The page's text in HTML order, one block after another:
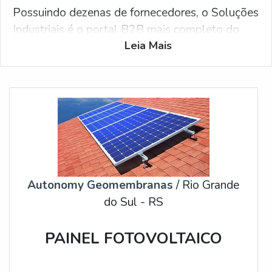
Possuindo dezenas de fornecedores, o Soluções
Industriais é o portal B2B mais completo do
segmento industrial. Para receber uma cotação
de Painel para energia solar, clique em um ou
Leia Mais
Autonomy Geomembranas/ Rio Grande
do Sul - RS
PAINEL FOTOVOLTAICO